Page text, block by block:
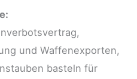
und Waffenexporten,
basteln für